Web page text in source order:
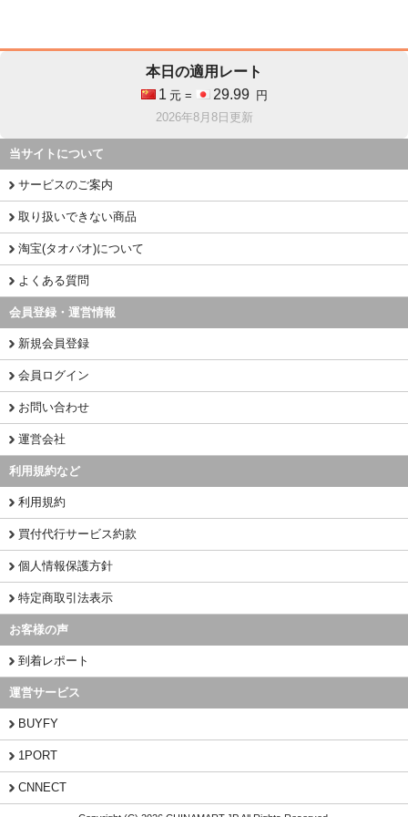
本日の適用レート
1 元 = 29.99
円
2026年8月8日更新
当サイトについて
サービスのご案内
取り扱いできない商品
淘宝(タオバオ)について
よくある質問
会員登録・運営情報
新規会員登録
会員ログイン
お問い合わせ
運営会社
利用規約など
利用規約
買付代行サービス約款
個人情報保護方針
特定商取引法表示
お客様の声
到着レポート
運営サービス
BUYFY
1PORT
CNNECT